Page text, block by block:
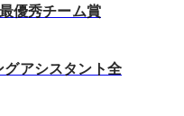
優秀チーム賞
アシスタント全